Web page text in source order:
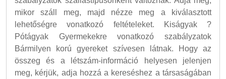
mikor száll meg, majd nézze meg a kiválasztott
lehetőségre vonatkozó feltételeket. Kiságyak ?
Pótágyak Gyermekekre vonatkozó szabályzatok
Bármilyen korú gyereket szívesen látnak. Hogy az
összeg és a létszám-információ helyesen jelenjen
meg, kérjük, adja hozzá a kereséshez a társaságában